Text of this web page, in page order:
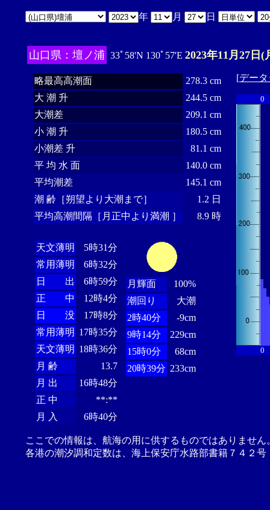
年 月 日
山口県：壇ノ浦 33ﾟ58'N 130ﾟ57'E 2023年11月27日(
略最高高潮面
278.3 cm
大 潮 升
244.5 cm
大潮差
209.1 cm
小 潮 升
180.5 cm
小潮差 升
81.1 cm
平 均 水 面
140.0 cm
平均潮差
145.1 cm
潮 齢［朔望より大潮まで］
1.2 日
平均高潮間隔［月正中より満潮 ］
8.9 時
天文薄明
5時31分
常用薄明
6時32分
日 出
6時59分
正 中
12時4分
日 没
17時8分
常用薄明 17時35分
天文薄明 18時36分
月 齢
13.7
月 出
16時48分
正 中
**:**
月 入
6時40分
月輝面
100%
潮回り
大潮
2時40分
-9cm
9時14分
229cm
15時0分
68cm
20時39分 233cm
[デー
0
0
ここでの情報は、航海の用に供するものではありませ
各港の潮汐調和定数は、海上保安庁水路部書籍７４２